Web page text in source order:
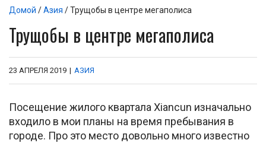
Домой /Азия / Трущобы в центре мегаполиса
Трущобы в центре мегаполиса
23 АПРЕЛЯ 2019 | АЗИЯ
Посещение жилого квартала Xiancun изначально
входило в мои планы на время пребывания в
городе. Про это место довольно много известно